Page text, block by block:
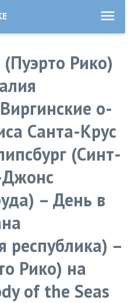
Рико)
о-
Санта-Крус
(Синт-
– День в
республика) –
Рико) на
of the Seas